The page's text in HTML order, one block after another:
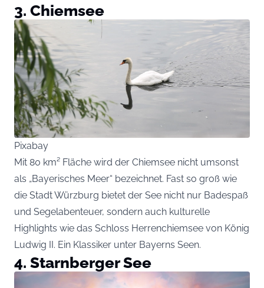
3. Chiemsee
Pixabay
Mit 80 km² Fläche wird der Chiemsee nicht umsonst
als „Bayerisches Meer“ bezeichnet. Fast so groß wie
die Stadt Würzburg bietet der See nicht nur Badespaß
und Segelabenteuer, sondern auch kulturelle
Highlights wie das Schloss Herrenchiemsee von König
Ludwig II. Ein Klassiker unter Bayerns Seen.
4. Starnberger See